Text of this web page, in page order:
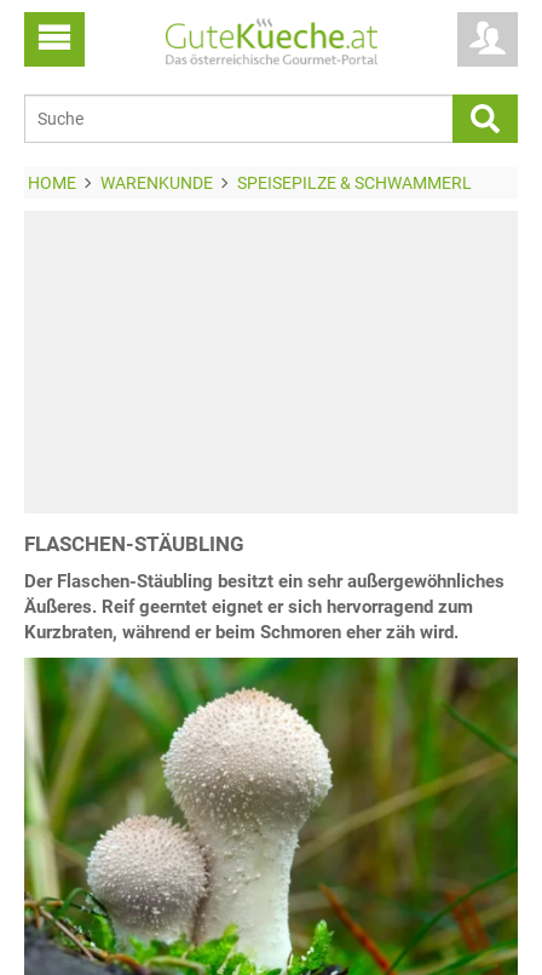
HOME WARENKUNDE SPEISEPILZE & SCHWAMMERL
FLASCHEN-STÄUBLING
Der Flaschen-Stäubling besitzt ein sehr außergewöhnliches
Äußeres. Reif geerntet eignet er sich hervorragend zum
Kurzbraten, während er beim Schmoren eher zäh wird.